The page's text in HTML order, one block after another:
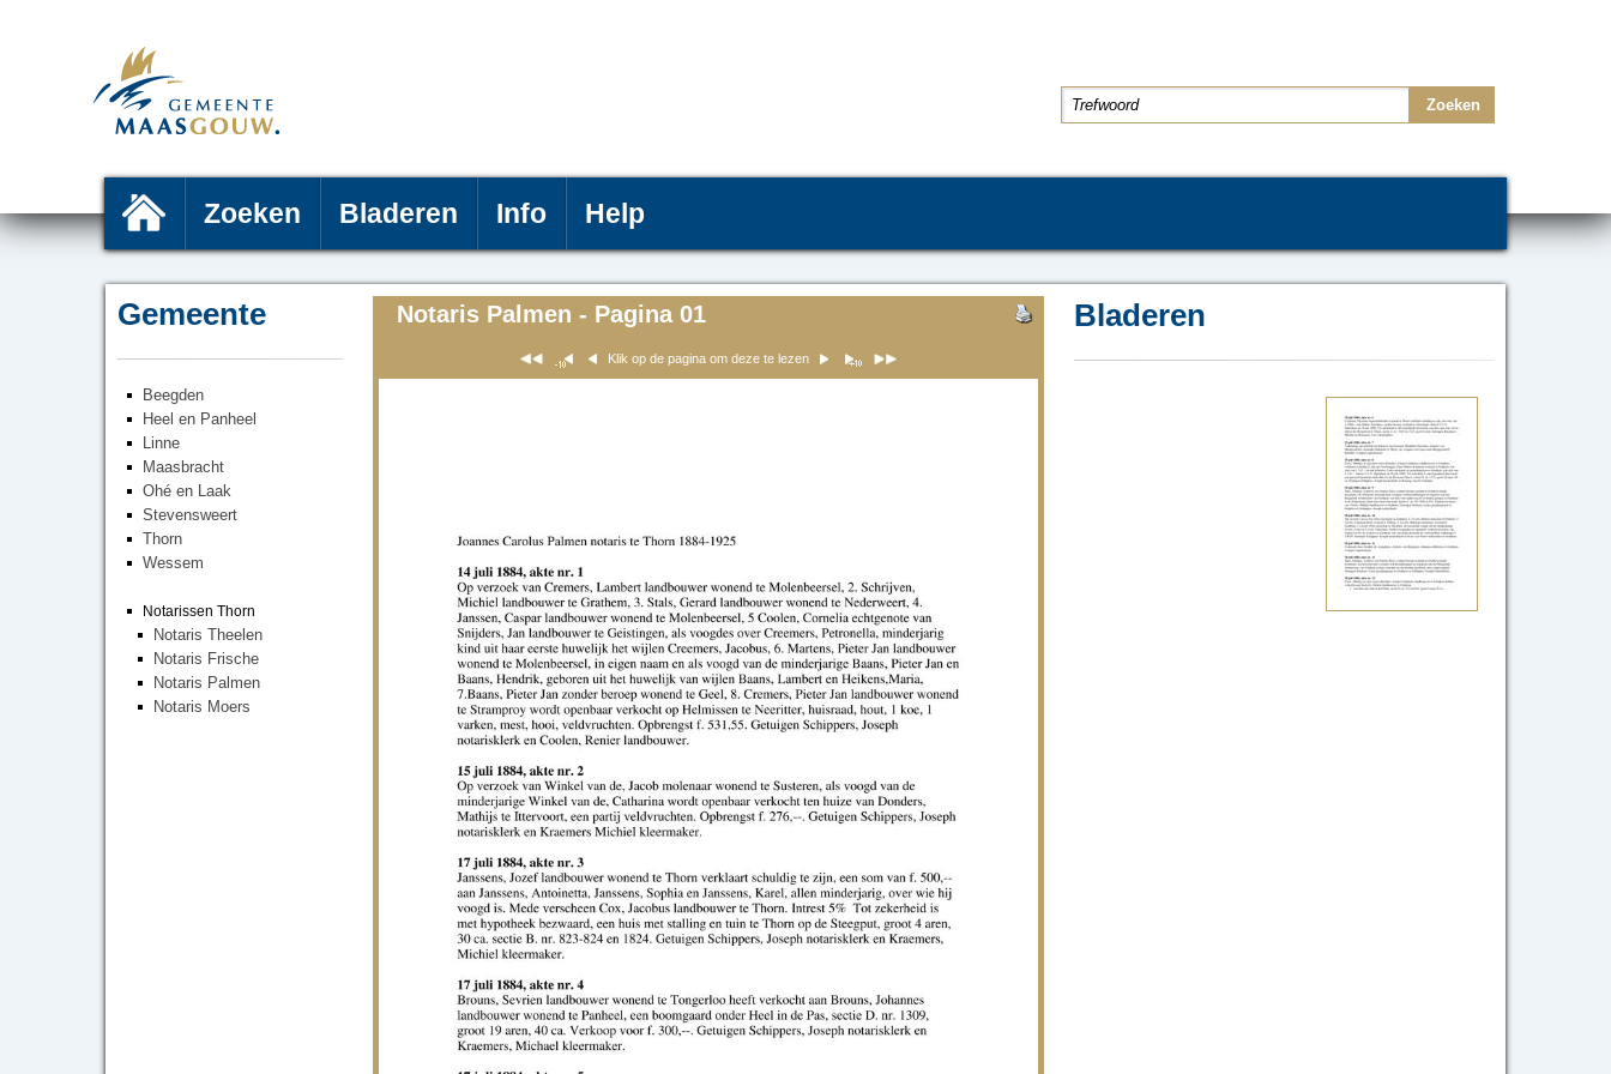
Zoeken Bladeren Info Help
Gemeente
Beegden
Heel en Panheel
Linne
Maasbracht
Ohé en Laak
Stevensweert
Thorn
Wessem
Notarissen Thorn
Notaris Theelen
Notaris Frische
Notaris Palmen
Notaris Moers
Bladeren
Notaris Palmen - Pagina 01
Klik op de pagina om deze te lezen